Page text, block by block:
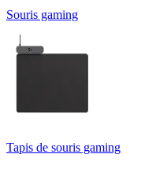
Souris gaming
Tapis de souris gaming